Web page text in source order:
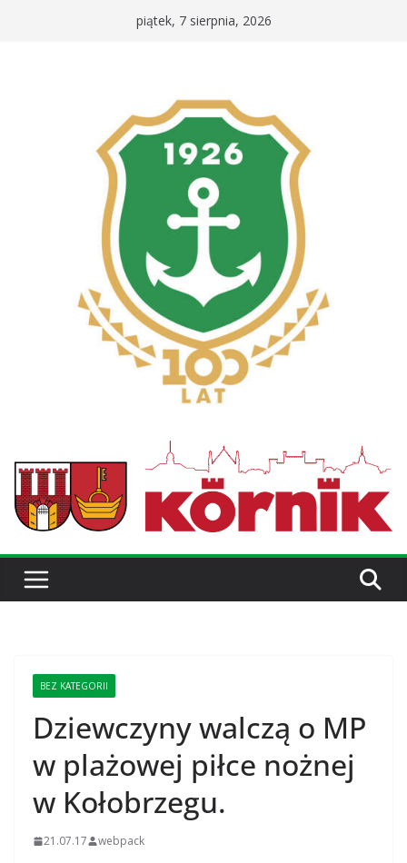
piątek, 7 sierpnia, 2026
BEZ KATEGORII
Dziewczyny walczą o MP
w plażowej piłce nożnej
w Kołobrzegu.
21.07.17 webpack